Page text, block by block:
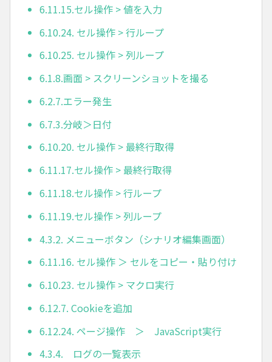
6.11.15.セル操作 > 値を入力
6.10.24. セル操作 > 行ループ
6.10.25. セル操作 > 列ループ
6.1.8.画面 > スクリーンショットを撮る
6.2.7.エラー発生
6.7.3.分岐＞日付
6.10.20. セル操作 > 最終行取得
6.11.17.セル操作 > 最終行取得
6.11.18.セル操作 > 行ループ
6.11.19.セル操作 > 列ループ
4.3.2. メニューボタン（シナリオ編集画面）
6.11.16. セル操作 ＞ セルをコピー・貼り付け
6.10.23. セル操作 > マクロ実行
6.12.7. Cookieを追加
6.12.24. ページ操作 ＞ JavaScript実行
4.3.4. ログの一覧表示